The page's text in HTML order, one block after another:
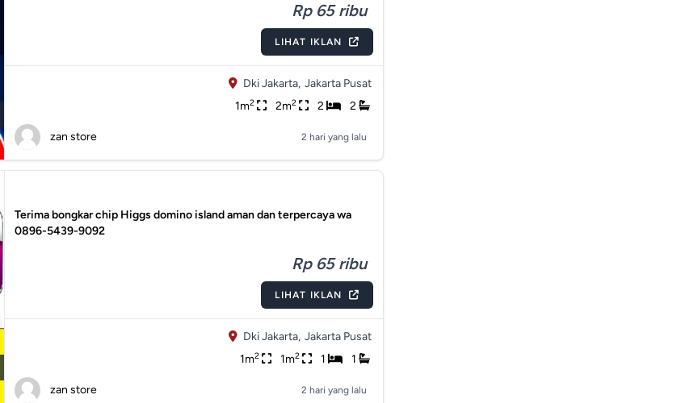
Rp 65 ribu
LIHAT IKLAN
Dki Jakarta, Jakarta Pusat
1m2 2m2 2 2
zan store 2 hari yang lalu
Terima bongkar chip Higgs domino island aman dan terpercaya wa
0896-5439-9092
Rp 65 ribu
LIHAT IKLAN
Dki Jakarta, Jakarta Pusat
1m2 1m2 1 1
zan store 2 hari yang lalu